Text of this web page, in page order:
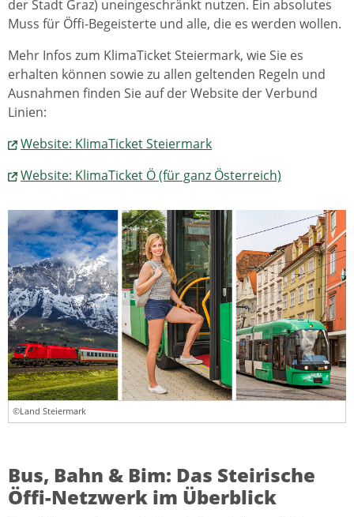
der Stadt Graz) uneingeschränkt nutzen. Ein absolutes
Muss für Öffi-Begeisterte und alle, die es werden wollen.
Mehr Infos zum KlimaTicket Steiermark, wie Sie es
erhalten können sowie zu allen geltenden Regeln und
Ausnahmen finden Sie auf der Website der Verbund
Linien:
Website: KlimaTicket Steiermark
Website: KlimaTicket Ö (für ganz Österreich)
©Land Steiermark
Bus, Bahn & Bim: Das Steirische
Öffi-Netzwerk im Überblick